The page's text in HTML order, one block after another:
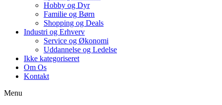
Hobby og Dyr
Familie og Børn
Shopping og Deals
Industri og Erhverv
Service og Økonomi
Uddannelse og Ledelse
Ikke kategoriseret
Om Os
Kontakt
Menu